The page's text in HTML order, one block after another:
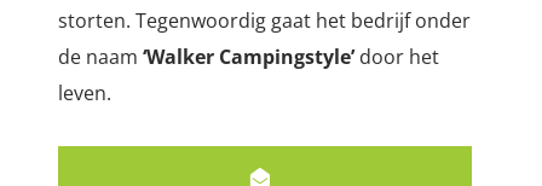
storten. Tegenwoordig gaat het bedrijf onder
de naam ‘Walker Campingstyle’door het
leven.